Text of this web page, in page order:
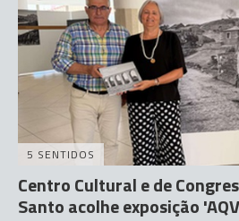
5 SENTIDOS
Centro Cultural e de
Santo acolhe exposição